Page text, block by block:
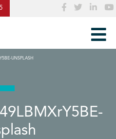
UNSPLASH